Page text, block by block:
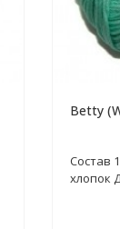
Betty
Состав
хлопок